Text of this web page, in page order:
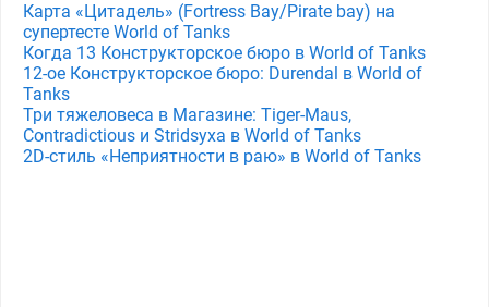
Карта «Цитадель» (Fortress Bay/Pirate bay) на
супертесте World of Tanks
Когда 13 Конструкторское бюро в World of Tanks
12-ое Конструкторское бюро: Durendal в World of
Tanks
Три тяжеловеса в Магазине: Tiger-Maus,
Contradictious и Stridsyxa в World of Tanks
2D-стиль «Неприятности в раю» в World of Tanks